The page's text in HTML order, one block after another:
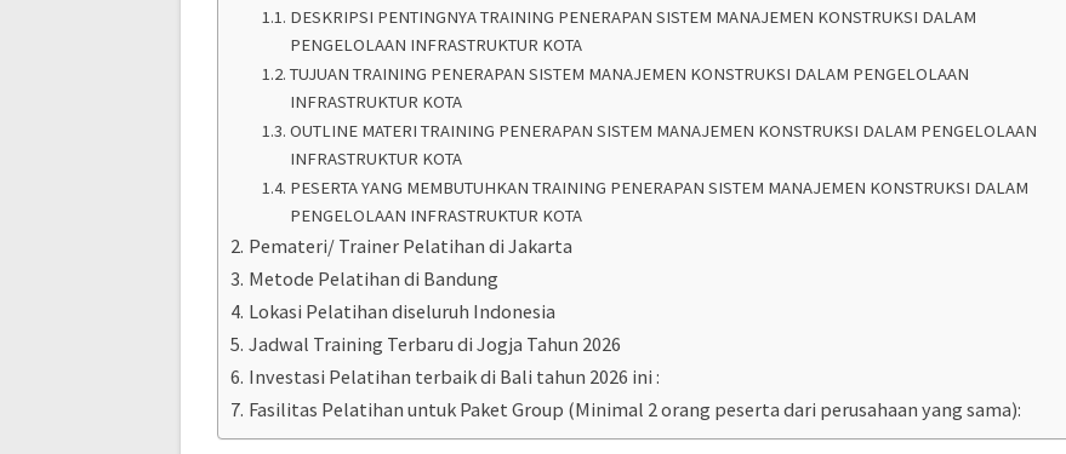
DESKRIPSI PENTINGNYA TRAINING PENERAPAN SISTEM MANAJEMEN KONSTRUKSI DALAM
PENGELOLAAN INFRASTRUKTUR KOTA
TUJUAN TRAINING PENERAPAN SISTEM MANAJEMEN KONSTRUKSI DALAM PENGELOLAAN
INFRASTRUKTUR KOTA
OUTLINE MATERI TRAINING PENERAPAN SISTEM MANAJEMEN KONSTRUKSI DALAM PENGELOLAAN
INFRASTRUKTUR KOTA
PESERTA YANG MEMBUTUHKAN TRAINING PENERAPAN SISTEM MANAJEMEN KONSTRUKSI DALAM
PENGELOLAAN INFRASTRUKTUR KOTA
Pemateri/ Trainer Pelatihan di Jakarta
Metode Pelatihan di Bandung
Lokasi Pelatihan diseluruh Indonesia
Jadwal Training Terbaru di Jogja Tahun 2026
Investasi Pelatihan terbaik di Bali tahun 2026 ini :
Fasilitas Pelatihan untuk Paket Group (Minimal 2 orang peserta dari perusahaan yang sama):